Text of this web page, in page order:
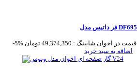
فر داتیس مدل DF695
-5% قیمت در اخوان شاپینگ : 49,374,350 تومان
اضافه به سبد خرید